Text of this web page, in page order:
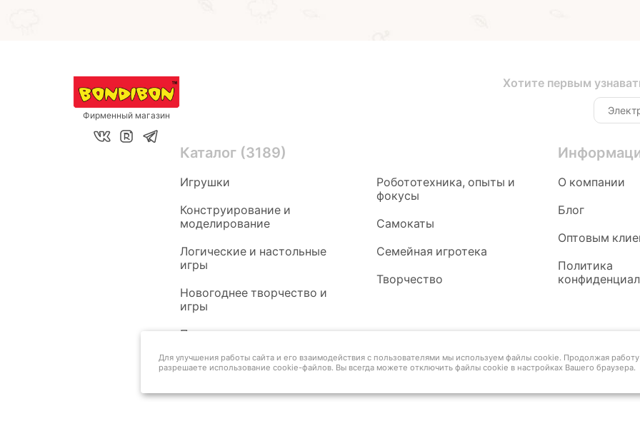
Фирменный магазин
Хотите первым
Каталог (3189)
Игрушки
Конструирование и
моделирование
Логические и настольные
игры
Новогоднее творчество и
игры
Педагогам
Робототехника, опыты и
фокусы
Самокаты
Семейная игротека
Творчество
О компании
Блог
Оптовым
Политика
Для улучшения работы сайта и его взаимодействия с пользователями мы используем файлы cookie. Продолжая
разрешаете использование cookie-файлов. Вы всегда можете отключить файлы cookie в настройках Вашего браузера.